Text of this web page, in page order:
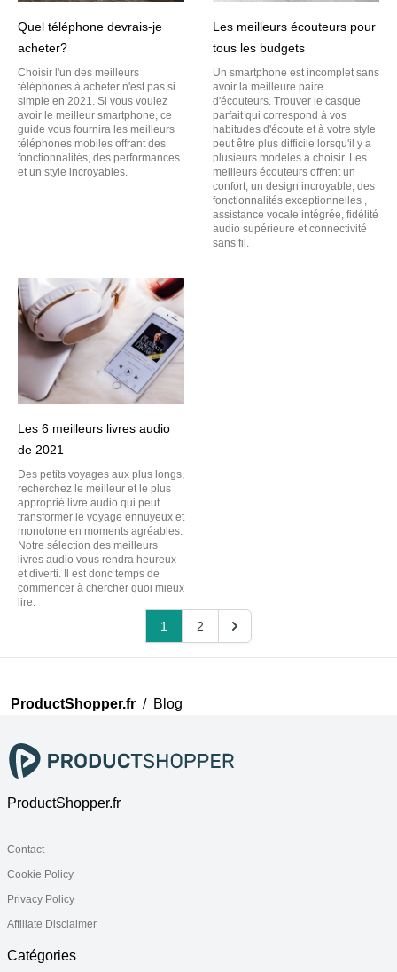
Quel téléphone devrais-je
acheter?
Choisir l'un des meilleurs
téléphones à acheter n'est pas si
simple en 2021. Si vous voulez
avoir le meilleur smartphone, ce
guide vous fournira les meilleurs
téléphones mobiles offrant des
fonctionnalités, des performances
et un style incroyables.
Les meilleurs écouteurs pour
tous les budgets
Un smartphone est incomplet sans
avoir la meilleure paire
d'écouteurs. Trouver le casque
parfait qui correspond à vos
habitudes d'écoute et à votre style
peut être plus difficile lorsqu'il y a
plusieurs modèles à choisir. Les
meilleurs écouteurs offrent un
confort, un design incroyable, des
fonctionnalités exceptionnelles ,
assistance vocale intégrée, fidélité
audio supérieure et connectivité
sans fil.
Les 6 meilleurs livres audio
de 2021
Des petits voyages aux plus longs,
recherchez le meilleur et le plus
approprié livre audio qui peut
transformer le voyage ennuyeux et
monotone en moments agréables.
Notre sélection des meilleurs
livres audio vous rendra heureux
et diverti. Il est donc temps de
commencer à chercher quoi mieux
lire.
1 2
ProductShopper.fr / Blog
ProductShopper.fr
Contact
Cookie Policy
Privacy Policy
Affiliate Disclaimer
Catégories